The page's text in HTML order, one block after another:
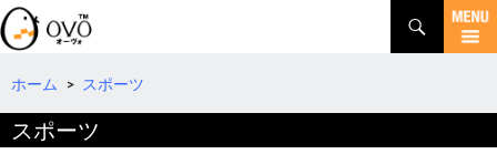
検
索
コ
テホーム > スポーツ
スポーツ